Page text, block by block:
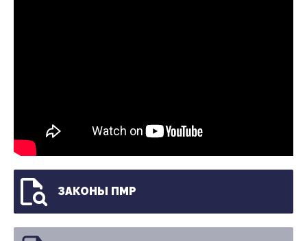
ЗАКОНЫ ПМР